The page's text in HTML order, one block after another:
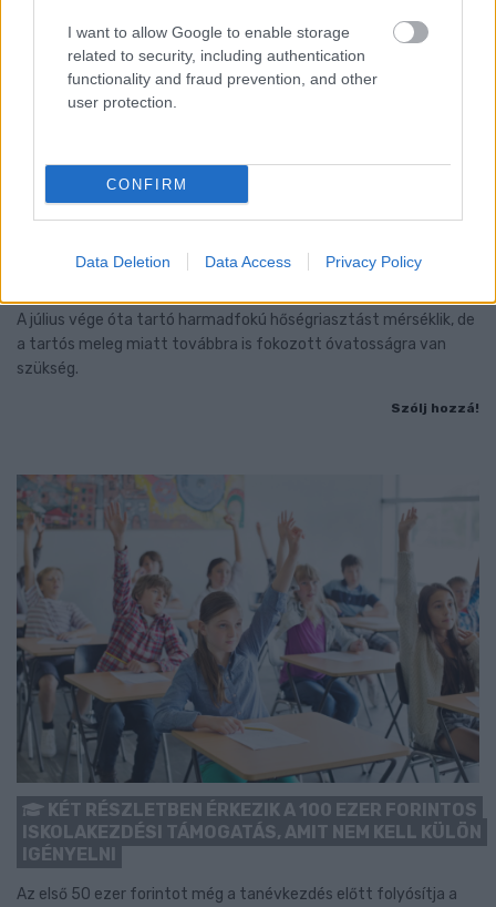
I want to allow Google to enable storage
related to security, including authentication
functionality and fraud prevention, and other
user protection.
CONFIRM
Data Deletion Data Access Privacy Policy
NINCS VÉGE: SZOMBATTÓL MÁR “CSAK”
A július vége óta tartó harmadfokú hőségriasztást mérséklik, de
a tartós meleg miatt továbbra is fokozott óvatosságra van
szükség.
Szólj hozzá!
KÉT RÉSZLETBEN ÉRKEZIK A 100 EZER FORINTOS
ISKOLAKEZDÉSI TÁMOGATÁS, AMIT NEM KELL KÜLÖN
IGÉNYELNI
Az első 50 ezer forintot még a tanévkezdés előtt folyósítja a